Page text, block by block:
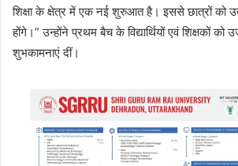
शिक्षा के क्षेत्र में एक नई शुरुआत है। इससे छात्रों को
होंगे।” उन्होंने प्रथम बैच के विद्यार्थियों एवं शिक्षकों को
शुभकामनाएं दीं।